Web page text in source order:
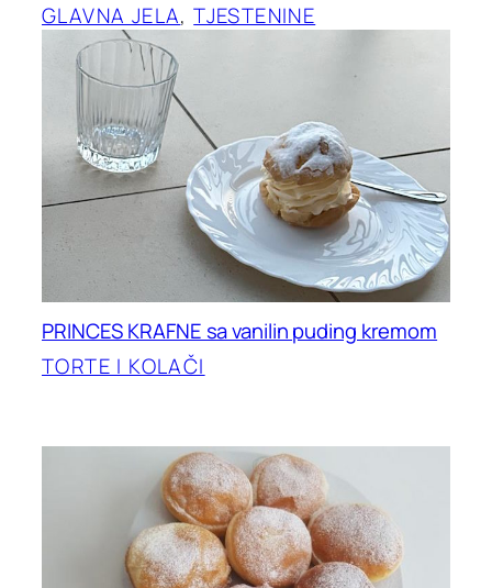
GLAVNA JELA, TJESTENINE
PRINCES KRAFNE sa vanilin puding kremom
TORTE I KOLAČI